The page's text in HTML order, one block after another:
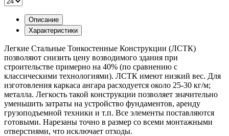
Описание
Характеристики
Легкие Стальные Тонкостенные Конструкции (ЛСТК)
позволяют снизить цену возводимого здания при
строительстве примерно на 40% (по сравнению с
классическими технологиями). ЛСТК имеют низкий вес. Для
изготовления каркаса ангара расходуется около 25-30 кг/м;
металла. Легкость такой конструкции позволяет значительно
уменьшить затраты на устройство фундаментов, аренду
грузоподъемной техники и т.п. Все элементы поставляются
готовыми. Нарезаны точно в размер со всеми монтажными
отверстиями, что исключает отходы.